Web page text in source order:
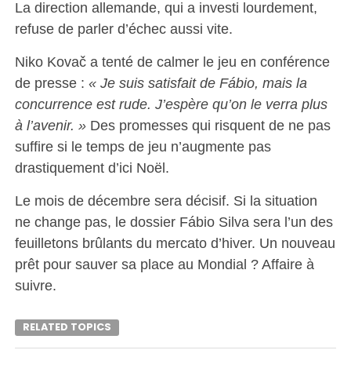
La direction allemande, qui a investi lourdement,
refuse de parler d’échec aussi vite.
Niko Kovač a tenté de calmer le jeu en conférence
de presse : « Je suis satisfait de Fábio, mais la
concurrence est rude. J’espère qu’on le verra plus
à l’avenir. »Des promesses qui risquent de ne pas
suffire si le temps de jeu n’augmente pas
drastiquement d’ici Noël.
Le mois de décembre sera décisif. Si la situation
ne change pas, le dossier Fábio Silva sera l’un des
feuilletons brûlants du mercato d’hiver. Un nouveau
prêt pour sauver sa place au Mondial ? Affaire à
suivre.
RELATED TOPICS